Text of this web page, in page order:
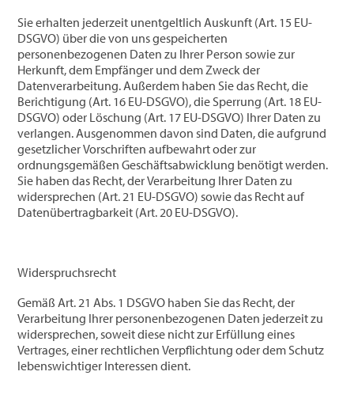
Sie erhalten jederzeit unentgeltlich Auskunft (Art. 15 EU-
DSGVO) über die von uns gespeicherten
personenbezogenen Daten zu Ihrer Person sowie zur
Herkunft, dem Empfänger und dem Zweck der
Datenverarbeitung. Außerdem haben Sie das Recht, die
Berichtigung (Art. 16 EU-DSGVO), die Sperrung (Art. 18 EU-
DSGVO) oder Löschung (Art. 17 EU-DSGVO) Ihrer Daten zu
verlangen. Ausgenommen davon sind Daten, die aufgrund
gesetzlicher Vorschriften aufbewahrt oder zur
ordnungsgemäßen Geschäftsabwicklung benötigt werden.
Sie haben das Recht, der Verarbeitung Ihrer Daten zu
widersprechen (Art. 21 EU-DSGVO) sowie das Recht auf
Datenübertragbarkeit (Art. 20 EU-DSGVO).
Widerspruchsrecht
Gemäß Art. 21 Abs. 1 DSGVO haben Sie das Recht, der
Verarbeitung Ihrer personenbezogenen Daten jederzeit zu
widersprechen, soweit diese nicht zur Erfüllung eines
Vertrages, einer rechtlichen Verpflichtung oder dem Schutz
lebenswichtiger Interessen dient.